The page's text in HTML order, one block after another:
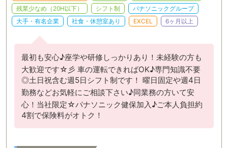
残業少なめ（20H以下）
シフト制
パナソニックグループ
大手・有名企業
社食・休憩室あり EXCEL 6ヶ月以上
最初も安心♪座学や研修しっかりあり！未経験の方も
大歓迎です☆彡 車の運転できればOK♪専門知識不要
◎土日祝含む週5日シフト制です！ 曜日固定や週4日
勤務などお気軽にご相談下さい♪同業務の方いて安
心！当社限定☆パナソニック健保加入♪ご本人負担約
4割で保険料がオトク！